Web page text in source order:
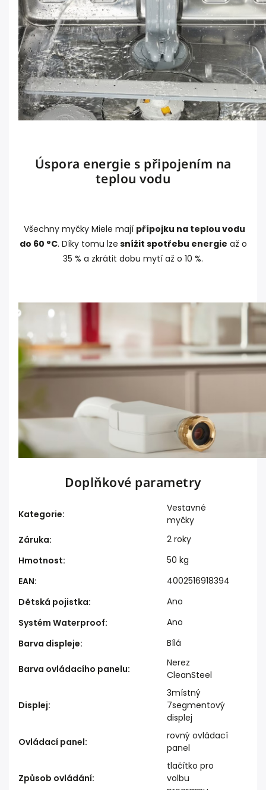
Úspora energie s připojením na
teplou vodu
Všechny myčky Miele mají přípojku na teplou vodu
do 60 °C. Díky tomu lze snížit spotřebu energie až o
35 % a zkrátit dobu mytí až o 10 %.
Doplňkové parametry
Kategorie:
Vestavné
myčky
Záruka:
2 roky
Hmotnost:
50 kg
EAN:
4002516918394
Dětská pojistka:
Ano
Systém Waterproof:
Ano
Barva displeje: Bílá
Barva ovládacího panelu:
Nerez
CleanSteel
Displej:
3místný
7segmentový
displej
Ovládací panel:
rovný ovládací
panel
Způsob ovládání:
tlačítko pro
volbu